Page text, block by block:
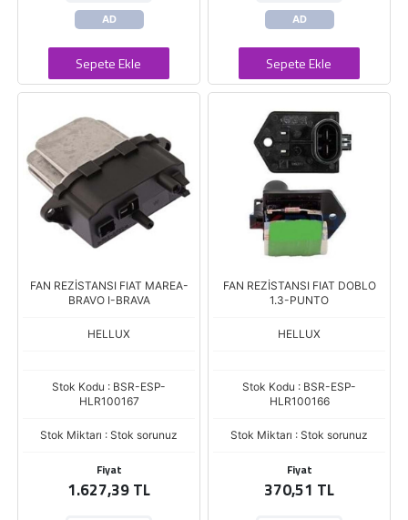
AD
Sepete Ekle
AD
Sepete Ekle
FAN REZİSTANSI FIAT MAREA-
BRAVO I-BRAVA
HELLUX
Stok Kodu : BSR-ESP-
HLR100167
Stok Miktarı : Stok sorunuz
Fiyat
1.627,39 TL
FAN REZİSTANSI FIAT DOBLO
1.3-PUNTO
HELLUX
Stok Kodu : BSR-ESP-
HLR100166
Stok Miktarı : Stok sorunuz
Fiyat
370,51 TL